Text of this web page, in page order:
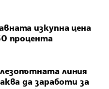
изкупна цена
процента
линия
да заработи за